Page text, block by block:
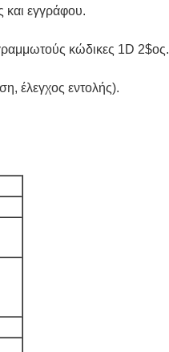
και εγγράφου.
κώδικες 1D 2$ος.
έλεγχος εντολής).